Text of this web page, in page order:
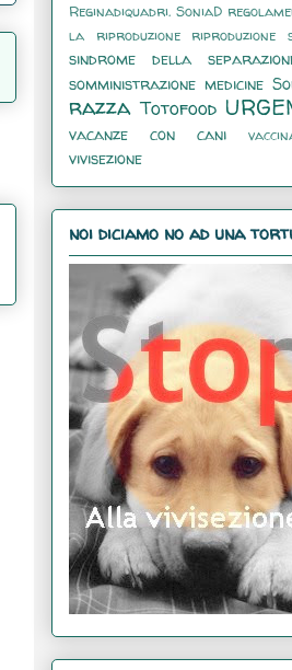
Reginadiquadri. SoniaD
la riproduzione
riproduzione
sindrome della
somministrazione medicine
razza Totofood
vacanze con cani
vivisezione
noi diciamo no ad una